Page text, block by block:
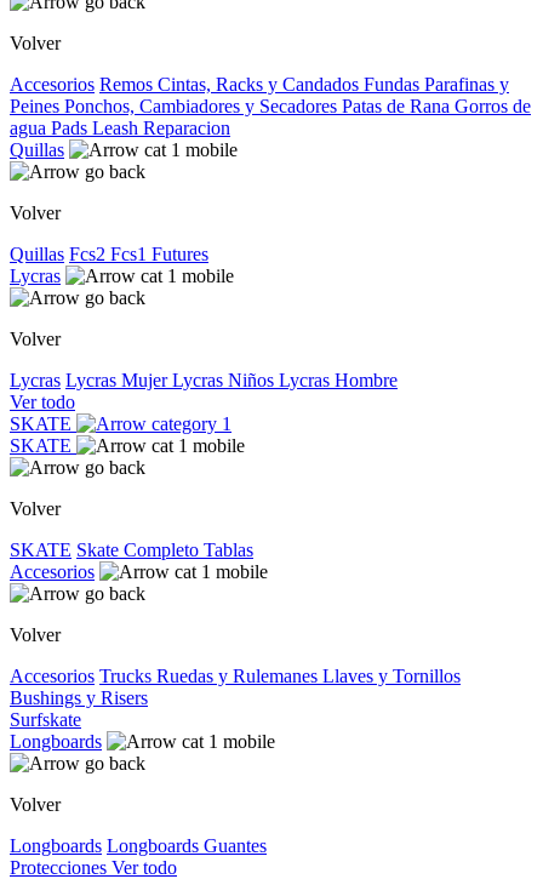
Volver
Accesorios Remos Cintas, Racks y Candados Fundas Parafinas y
Peines Ponchos, Cambiadores y Secadores Patas de Rana Gorros de
agua Pads Leash Reparacion
Quillas
Volver
Quillas Fcs2 Fcs1 Futures
Lycras
Volver
Lycras Lycras MujerLycras Niños Lycras Hombre
Ver todo
SKATE
SKATE
Volver
SKATE Skate Completo Tablas
Accesorios
Volver
Accesorios Trucks Ruedas y Rulemanes Llaves y Tornillos
Bushings y Risers
Surfskate
Longboards
Volver
Longboards Longboards Guantes
Protecciones Ver todo